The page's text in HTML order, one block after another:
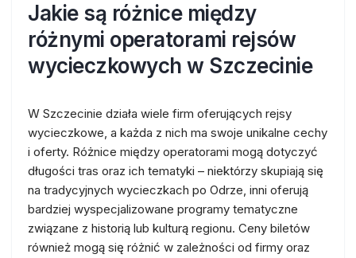
Jakie są różnice między
różnymi operatorami rejsów
wycieczkowych w Szczecinie
W Szczecinie działa wiele firm oferujących rejsy
wycieczkowe, a każda z nich ma swoje unikalne cechy
i oferty. Różnice między operatorami mogą dotyczyć
długości tras oraz ich tematyki – niektórzy skupiają się
na tradycyjnych wycieczkach po Odrze, inni oferują
bardziej wyspecjalizowane programy tematyczne
związane z historią lub kulturą regionu. Ceny biletów
również mogą się różnić w zależności od firmy oraz